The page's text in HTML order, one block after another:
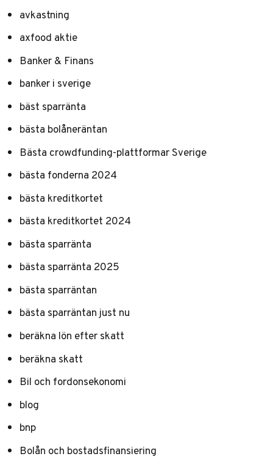
avkastning
axfood aktie
Banker & Finans
banker i sverige
bäst sparränta
bästa bolåneräntan
Bästa crowdfunding-plattformar Sverige
bästa fonderna 2024
bästa kreditkortet
bästa kreditkortet 2024
bästa sparränta
bästa sparränta 2025
bästa sparräntan
bästa sparräntan just nu
beräkna lön efter skatt
beräkna skatt
Bil och fordonsekonomi
blog
bnp
Bolån och bostadsfinansiering